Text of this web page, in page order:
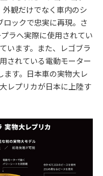
外観だけでなく車内のシ
ックで忠実に再現。さ
ラへ実際に使用されてい
います。また、レゴブラ
されている電動モーター
す。日本車の実物大レ
レプリカが日本に上陸す